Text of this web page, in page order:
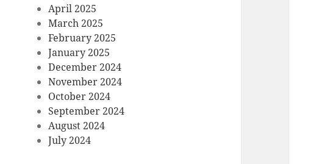
April 2025
March 2025
February 2025
January 2025
December 2024
November 2024
October 2024
September 2024
August 2024
July 2024